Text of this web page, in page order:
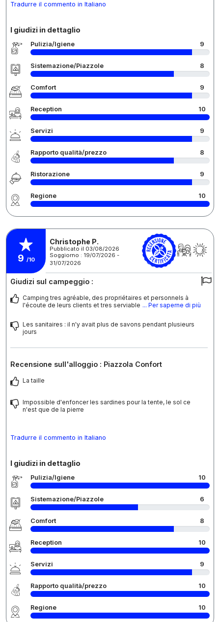
Tradurre il commento in Italiano
I giudizi in dettaglio
Pulizia/Igiene 9
Sistemazione/Piazzole 8
Comfort 9
Reception 10
Servizi 9
Rapporto qualità/prezzo 8
Ristorazione 9
Regione 10
9 /10
Christophe P.
Pubblicato il 03/08/2026
Soggiorno : 19/07/2026 -
31/07/2026
Giudizi sul campeggio :
Camping tres agréable, des propriétaires et personnels à
l'écoute de leurs clients et tres serviable ... Per saperne di più
Les sanitaires : il n'y avait plus de savons pendant plusieurs
jours
Recensione sull'alloggio : Piazzola Confort
La taille
Impossible d'enfoncer les sardines pour la tente, le sol ce
n'est que de la pierre
Tradurre il commento in Italiano
I giudizi in dettaglio
Pulizia/Igiene 10
Sistemazione/Piazzole 6
Comfort 8
Reception 10
Servizi 9
Rapporto qualità/prezzo 10
Regione 10